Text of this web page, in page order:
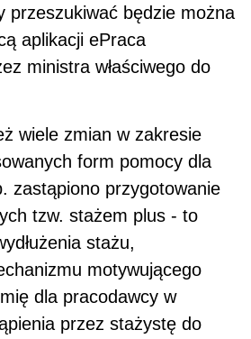
przeszukiwać będzie można
aplikacji ePraca
ministra właściwego do
wiele zmian w zakresie
form pomocy dla
zastąpiono przygotowanie
tzw. stażem plus - to
stażu,
motywującego
dla pracodawcy w
przez stażystę do